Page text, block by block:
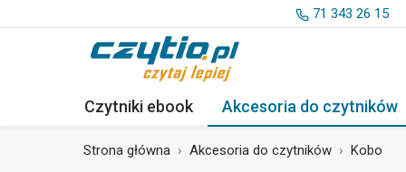
71 343 26 15
Czytniki ebook Akcesoria do czytników
Strona główna Akcesoria do czytników Kobo